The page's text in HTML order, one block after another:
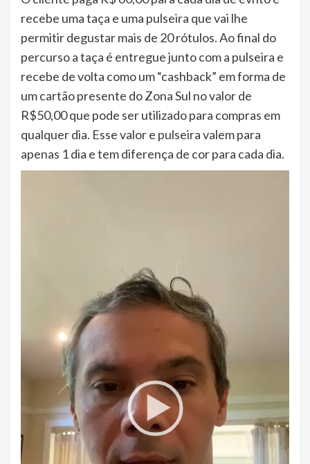
recebe uma taça e uma pulseira que vai lhe
permitir degustar mais de 20 rótulos. Ao final do
percurso a taça é entregue junto com a pulseira e
recebe de volta como um “cashback” em forma de
um cartão presente do Zona Sul no valor de
R$50,00 que pode ser utilizado para compras em
qualquer dia. Esse valor e pulseira valem para
apenas 1 dia e tem diferença de cor para cada dia.